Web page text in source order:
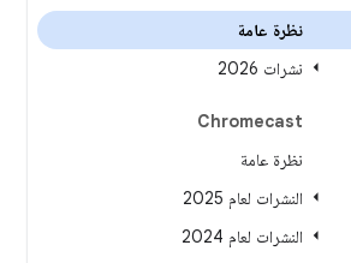
نظرة عامة
نشرات 2026
Chromecast
نظرة عامة
النشرات لعام 2025
النشرات لعام 2024